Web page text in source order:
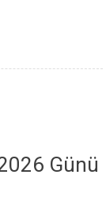
Günü